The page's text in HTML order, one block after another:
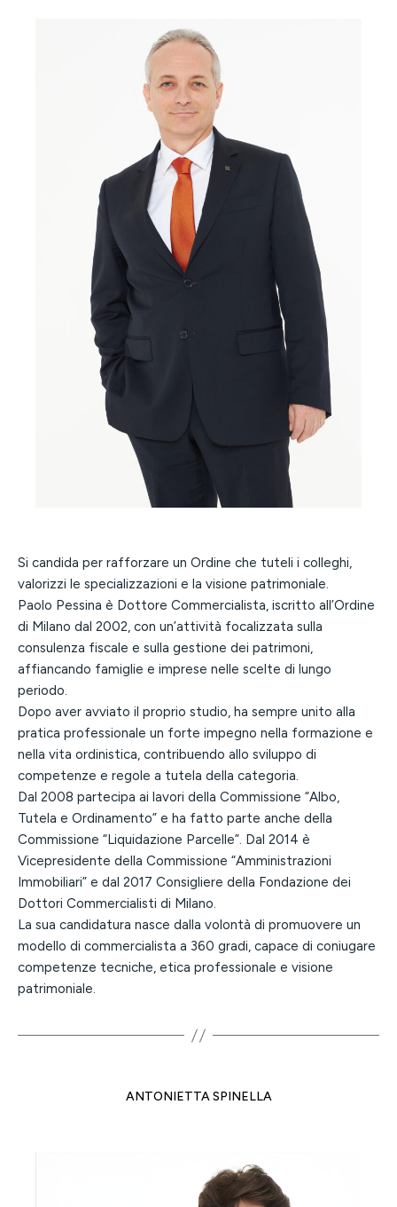
Si candida per rafforzare un Ordine che tuteli i colleghi,
valorizzi le specializzazioni e la visione patrimoniale.
Paolo Pessina è Dottore Commercialista, iscritto all’Ordine
di Milano dal 2002, con un’attività focalizzata sulla
consulenza fiscale e sulla gestione dei patrimoni,
affiancando famiglie e imprese nelle scelte di lungo
periodo.
Dopo aver avviato il proprio studio, ha sempre unito alla
pratica professionale un forte impegno nella formazione e
nella vita ordinistica, contribuendo allo sviluppo di
competenze e regole a tutela della categoria.
Dal 2008 partecipa ai lavori della Commissione “Albo,
Tutela e Ordinamento” e ha fatto parte anche della
Commissione “Liquidazione Parcelle”. Dal 2014 è
Vicepresidente della Commissione “Amministrazioni
Immobiliari” e dal 2017 Consigliere della Fondazione dei
Dottori Commercialisti di Milano.
La sua candidatura nasce dalla volontà di promuovere un
modello di commercialista a 360 gradi, capace di coniugare
competenze tecniche, etica professionale e visione
patrimoniale.
ANTONIETTA SPINELLA